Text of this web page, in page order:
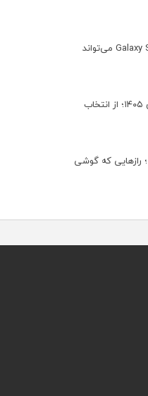
چگونه گوشی Galaxy S26 Ultra می‌تواند
راهنمای جامع کولر گازی ۱۴۰۵؛ از انتخاب
قابلیت‌های قلم S Pen ؛ رازهایی که گوشی